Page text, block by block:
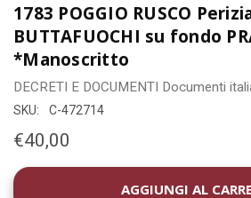
1783 POGGIO RUSCO
BUTTAFUOCHI su fondo
*Manoscritto
DECRETI E DOCUMENTI Documenti
SKU: C-472714
€40,00
DISPONIBILITÀ